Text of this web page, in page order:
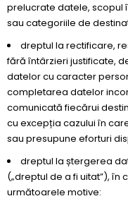
prelucrate datele, scopul
sau categoriile de
dreptul la rectificare,
fără întârzieri justificate,
datelor cu caracter
completarea datelor
comunicată fiecărui
cu excepția cazului în
sau presupune eforturi
dreptul la ștergerea
(„dreptul de a fi uitat”), în
următoarele motive: